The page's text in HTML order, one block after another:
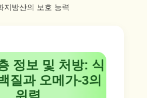
지방산의 보호 능력
정보 및 처방: 식
질과 오메가-3의